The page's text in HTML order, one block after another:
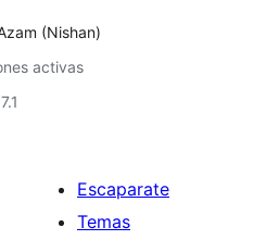
(Nishan)
activas
Escaparate
Temas